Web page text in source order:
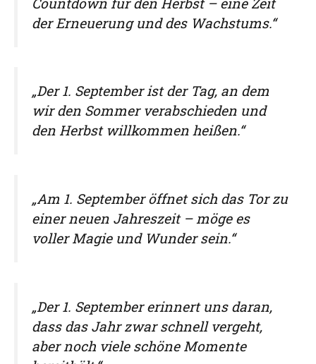
der Erneuerung und des Wachstums.“
„Der 1. September ist der Tag, an dem
wir den Sommer verabschieden und
den Herbst willkommen heißen.“
„Am 1. September öffnet sich das Tor zu
einer neuen Jahreszeit – möge es
voller Magie und Wunder sein.“
„Der 1. September erinnert uns daran,
dass das Jahr zwar schnell vergeht,
aber noch viele schöne Momente